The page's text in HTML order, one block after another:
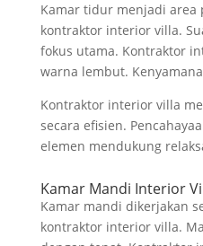
Kamar tidur menjadi area
kontraktor interior villa.
fokus utama. Kontraktor
warna lembut.
Kontraktor interior villa
secara efisien.
elemen mendukung
Kamar Mandi Interior
Kamar mandi dikerjakan
kontraktor interior villa.